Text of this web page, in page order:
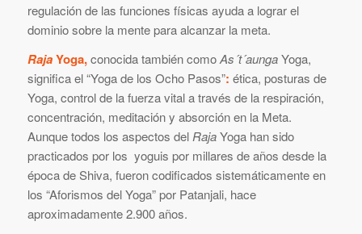
regulación de las funciones físicas ayuda a lograr el
dominio sobre la mente para alcanzar la meta.
RajaYoga,conocida también comoAs´t´aungaYoga,
significa el “Yoga de los Ocho Pasos”: ética, posturas de
Yoga, control de la fuerza vital a través de la respiración,
concentración, meditación y absorción en la Meta.
Aunque todos los aspectos delRajaYoga han sido
practicados por los yoguis por millares de años desde la
época de Shiva, fueron codificados sistemáticamente en
los “Aforismos del Yoga” por Patanjali, hace
aproximadamente 2.900 años.